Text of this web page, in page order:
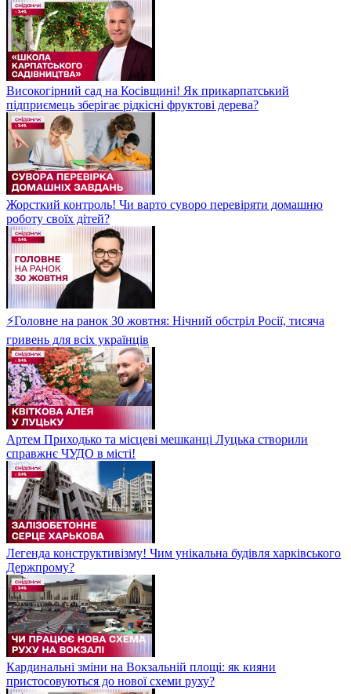
Високогірний сад на Косівщині! Як прикарпатський
підприємець зберігає рідкісні фруктові дерева?
Жорсткий контроль! Чи варто суворо перевіряти домашню
роботу своїх дітей?
⚡Головне на ранок 30 жовтня: Нічний обстріл Росії, тисяча
гривень для всіх українців
Артем Приходько та місцеві мешканці Луцька створили
справжнє ЧУДО в місті!
Легенда конструктивізму! Чим унікальна будівля харківського
Держпрому?
Кардинальні зміни на Вокзальній площі: як кияни
пристосовуються до нової схеми руху?